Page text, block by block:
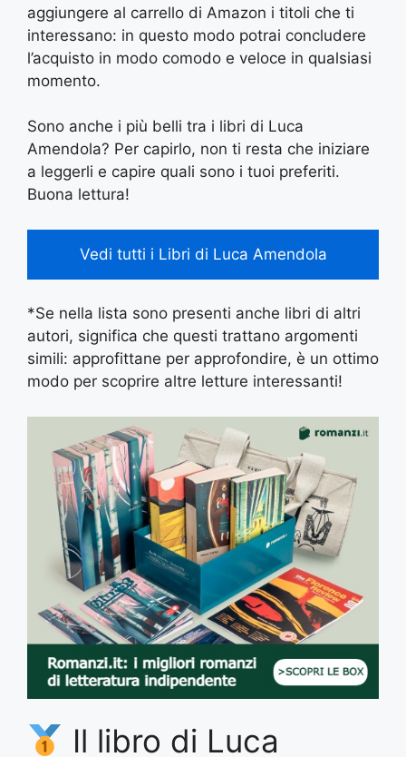
aggiungere al carrello di Amazon i titoli che ti
interessano: in questo modo potrai concludere
l’acquisto in modo comodo e veloce in qualsiasi
momento.
Sono anche i più belli tra i libri di Luca
Amendola? Per capirlo, non ti resta che iniziare
a leggerli e capire quali sono i tuoi preferiti.
Buona lettura!
Vedi tutti i Libri di Luca Amendola
*Se nella lista sono presenti anche libri di altri
autori, significa che questi trattano argomenti
simili: approfittane per approfondire, è un ottimo
modo per scoprire altre letture interessanti!
Il libro di Luca